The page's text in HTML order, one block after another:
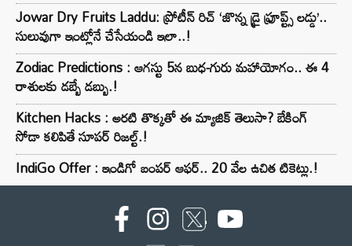
Jowar Dry Fruits Laddu: ప్రోటీన్ రిచ్ ‘జొన్న డ్రై ఫ్రూప్ట్స్ లడ్డు’..
సులువుగా ఇంట్లోనే చేసేయండి ఇలా..!
Zodiac Predictions : ఆగస్టు 5న బుధ-గురు మహాయోగం.. ఈ 4
రాశులకు డబ్బే డబ్బు.!
Kitchen Hacks : అరటి తొక్కతో ఈ మ్యాజిక్ తెలుసా? బేకింగ్
సోడా కలిపితే సూపర్ రిజల్ట్.!
IndiGo Offer : ఇండిగో బంపర్ ఆఫర్.. 20 వేల ఉచిత టికెట్లు.!